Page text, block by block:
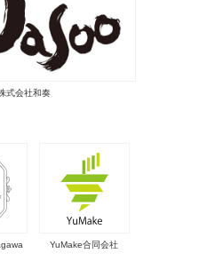
式会社和奏
YuMake合同会社